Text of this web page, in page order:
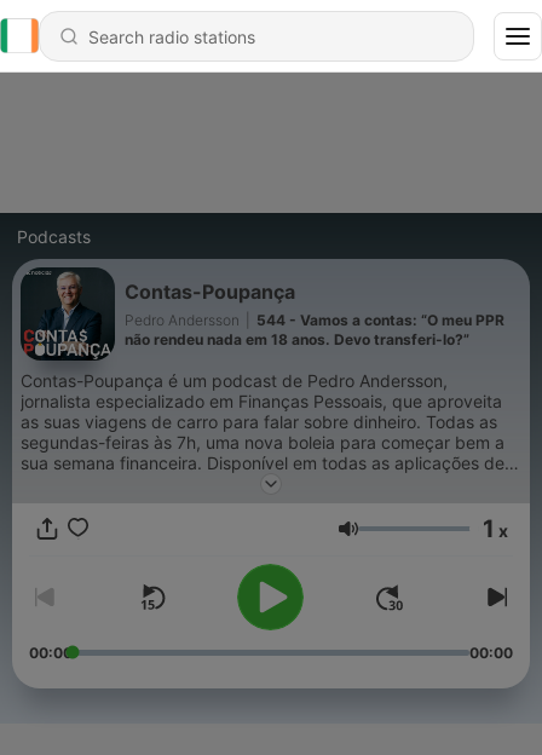
Podcasts
Contas-Poupança
Pedro Andersson
544 - Vamos a contas: “O meu PPR
não rendeu nada em 18 anos. Devo transferi-lo?”
Contas-Poupança é um podcast de Pedro Andersson,
jornalista especializado em Finanças Pessoais, que aproveita
as suas viagens de carro para falar sobre dinheiro. Todas as
segundas-feiras às 7h, uma nova boleia para começar bem a
sua semana financeira. Disponível em todas as aplicações de
podcast e nos sites da SIC Notícias e Expresso.
Volume 1 x
00:00 00:00